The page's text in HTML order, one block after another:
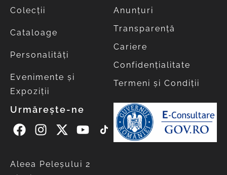
Colecții
Cataloage
Personalități
Evenimente și
Expoziții
Anunțuri
Transparență
Cariere
Confidențialitate
Termeni și Condiții
Urmărește-ne
Aleea Peleşului 2